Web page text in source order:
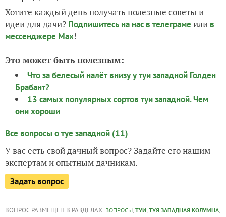
Хотите каждый день получать полезные советы и
идеи для дачи? Подпишитесь на нас в телеграме или в
мессенджере Max!
Это может быть полезным:
Что за белесый налёт внизу у туи западной Голден
Брабант?
13 самых популярных сортов туи западной. Чем
они хороши
Все вопросы о туе западной (11)
У вас есть свой дачный вопрос? Задайте его нашим
экспертам и опытным дачникам.
Задать вопрос
ВОПРОС РАЗМЕЩЕН В РАЗДЕЛАХ: ВОПРОСЫ, ТУИ, ТУЯ ЗАПАДНАЯ КОЛУМНА,